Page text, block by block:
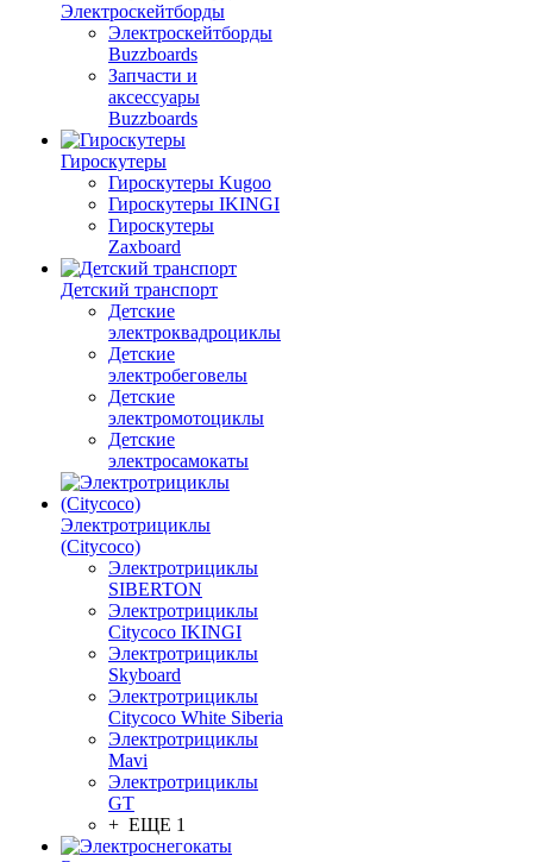
Электроскейтборды
Электроскейтборды
Buzzboards
Запчасти и
аксессуары
Buzzboards
Гироскутеры
Гироскутеры Kugoo
Гироскутеры IKINGI
Гироскутеры
Zaxboard
Детский транспорт
Детские
электроквадроциклы
Детские
электробеговелы
Детские
электромотоциклы
Детские
электросамокаты
Электротрициклы
(Citycoco)
Электротрициклы
SIBERTON
Электротрициклы
Citycoco IKINGI
Электротрициклы
Skyboard
Электротрициклы
Citycoco White Siberia
Электротрициклы
Mavi
Электротрициклы
GT
+ ЕЩЕ 1